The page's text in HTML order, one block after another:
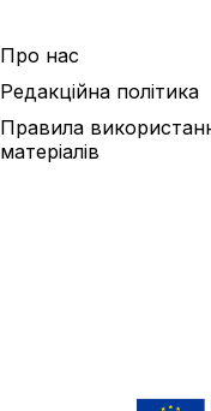
Про нас
Редакційна політика
Правила
матеріалів